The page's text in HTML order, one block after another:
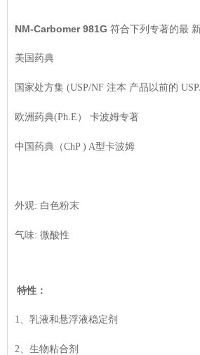
NM-Carbomer 981G 符合下列专著的最
美国药典
国家处方集 (USP/NF 注本 产品以前的
欧洲药典(Ph.E） 卡波姆专著
中国药典（ChP ) A型卡波姆
外观: 白色粉末
气味: 微酸性
特性：
1、乳液和悬浮液稳定剂
2、生物粘合剂